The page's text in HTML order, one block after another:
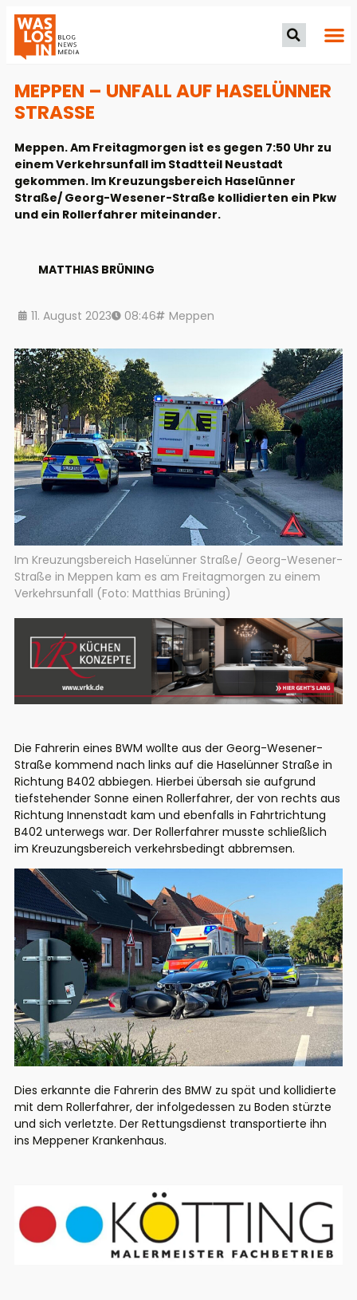
MEPPEN – UNFALL AUF HASELÜNNER
STRASSE
Meppen. Am Freitagmorgen ist es gegen 7:50 Uhr zu
einem Verkehrsunfall im Stadtteil Neustadt
gekommen. Im Kreuzungsbereich Haselünner
Straße/ Georg-Wesener-Straße kollidierten ein Pkw
und ein Rollerfahrer miteinander.
MATTHIAS BRÜNING
11. August 2023 08:46 Meppen
Im Kreuzungsbereich Haselünner Straße/ Georg-Wesener-
Straße in Meppen kam es am Freitagmorgen zu einem
Verkehrsunfall (Foto: Matthias Brüning)
Die Fahrerin eines BWM wollte aus der Georg-Wesener-
Straße kommend nach links auf die Haselünner Straße in
Richtung B402 abbiegen. Hierbei übersah sie aufgrund
tiefstehender Sonne einen Rollerfahrer, der von rechts aus
Richtung Innenstadt kam und ebenfalls in Fahrtrichtung
B402 unterwegs war. Der Rollerfahrer musste schließlich
im Kreuzungsbereich verkehrsbedingt abbremsen.
Dies erkannte die Fahrerin des BMW zu spät und kollidierte
mit dem Rollerfahrer, der infolgedessen zu Boden stürzte
und sich verletzte. Der Rettungsdienst transportierte ihn
ins Meppener Krankenhaus.